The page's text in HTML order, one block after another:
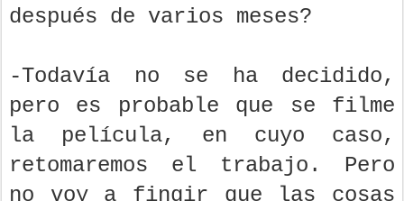
después de varios meses?
-Todavía no se ha decidido,
pero es probable que se filme
la película, en cuyo caso,
retomaremos el trabajo. Pero
no voy a fingir que las cosas